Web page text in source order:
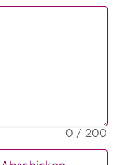
0 / 200